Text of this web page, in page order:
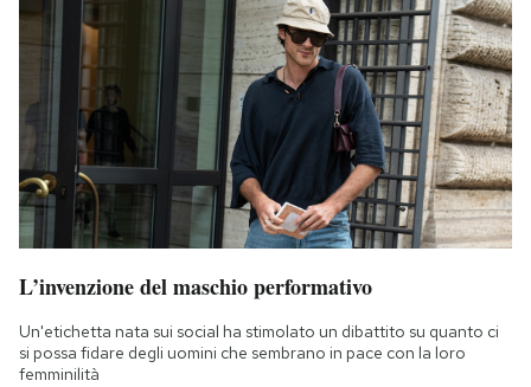
L’invenzione del maschio performativo
Un'etichetta nata sui social ha stimolato un dibattito su quanto ci
si possa fidare degli uomini che sembrano in pace con la loro
femminilità